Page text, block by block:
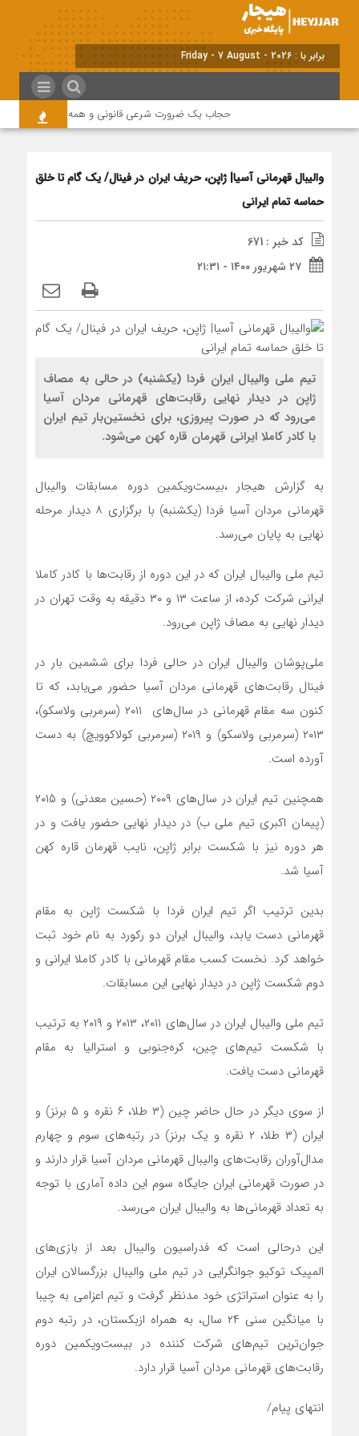
برابر با : Friday - 7 August - 2026
حجاب یک ضرورت شرعی قانونی و همه در این زمینه
والیبال قهرمانی آسیا| ژاپن، حریف ایران در فینال/ یک گام تا خلق
حماسه تمام ایرانی
کد خبر : 671
۲۷ شهریور ۱۴۰۰ - ۲۱:۳۱
تیم ملی والیبال ایران فردا (یکشنبه) در حالی به مصاف
ژاپن در دیدار نهایی رقابت‌های قهرمانی مردان آسیا
می‌رود که در صورت پیروزی، برای نخستین‌بار تیم ایران
با کادر کاملا ایرانی قهرمان قاره کهن می‌شود.
به گزارش هیجار ،بیست‌ویکمین دوره مسابقات والیبال
قهرمانی مردان آسیا فردا (یکشنبه) با برگزاری ۸ دیدار مرحله
نهایی به پایان می‌رسد.
تیم ملی والیبال ایران که در این دوره از رقابت‌ها با کادر کاملا
ایرانی شرکت کرده، از ساعت ۱۳ و ۳۰ دقیقه به وقت تهران در
دیدار نهایی به مصاف ژاپن می‌رود.
ملی‌پوشان والیبال ایران در حالی فردا برای ششمین بار در
فینال رقابت‌های قهرمانی مردان آسیا حضور می‌یابد، که تا
کنون سه مقام قهرمانی در سال‌های ۲۰۱۱ (سرمربی ولاسکو)،
۲۰۱۳ (سرمربی ولاسکو) و ۲۰۱۹ (سرمربی کولاکوویچ) به دست
آورده است.
همچنین تیم ایران در سال‌های ۲۰۰۹ (حسین معدنی) و ۲۰۱۵
(پیمان اکبری تیم ملی ب) در دیدار نهایی حضور یافت و در
هر دوره نیز با شکست برابر ژاپن، نایب قهرمان قاره کهن
آسیا شد.
بدین ترتیب اگر تیم ایران فردا با شکست ژاپن به مقام
قهرمانی دست یابد، والیبال ایران دو رکورد به نام خود ثبت
خواهد کرد. نخست کسب مقام قهرمانی با کادر کاملا ایرانی و
دوم شکست ژاپن در دیدار نهایی این مسابقات.
تیم ملی والیبال ایران در سال‌های ۲۰۱۱، ۲۰۱۳ و ۲۰۱۹ به ترتیب
با شکست تیم‌های چین، کره‌جنوبی و استرالیا به مقام
قهرمانی دست یافت.
از سوی دیگر در حال حاضر چین (۳ طلا، ۶ نقره و ۵ برنز) و
ایران (۳ طلا، ۲ نقره و یک برنز) در رتبه‌های سوم و چهارم
مدال‌آوران رقابت‌های والیبال قهرمانی مردان آسیا قرار دارند و
در صورت قهرمانی ایران جایگاه سوم این داده آماری با توجه
به تعداد قهرمانی‌ها به والیبال ایران می‌رسد.
این درحالی است که فدراسیون والیبال بعد از بازی‌های
المپیک توکیو جوانگرایی در تیم ملی والیبال بزرگسالان ایران
را به عنوان استراتژی خود مدنظر گرفت و تیم اعزامی به چیبا
با میانگین سنی ۲۴ سال، به همراه ازبکستان، در رتبه‌ دوم
جوان‌ترین تیم‌های شرکت کننده در بیست‌ویکمین دوره
رقابت‌های قهرمانی مردان آسیا قرار دارد.
انتهای پیام/